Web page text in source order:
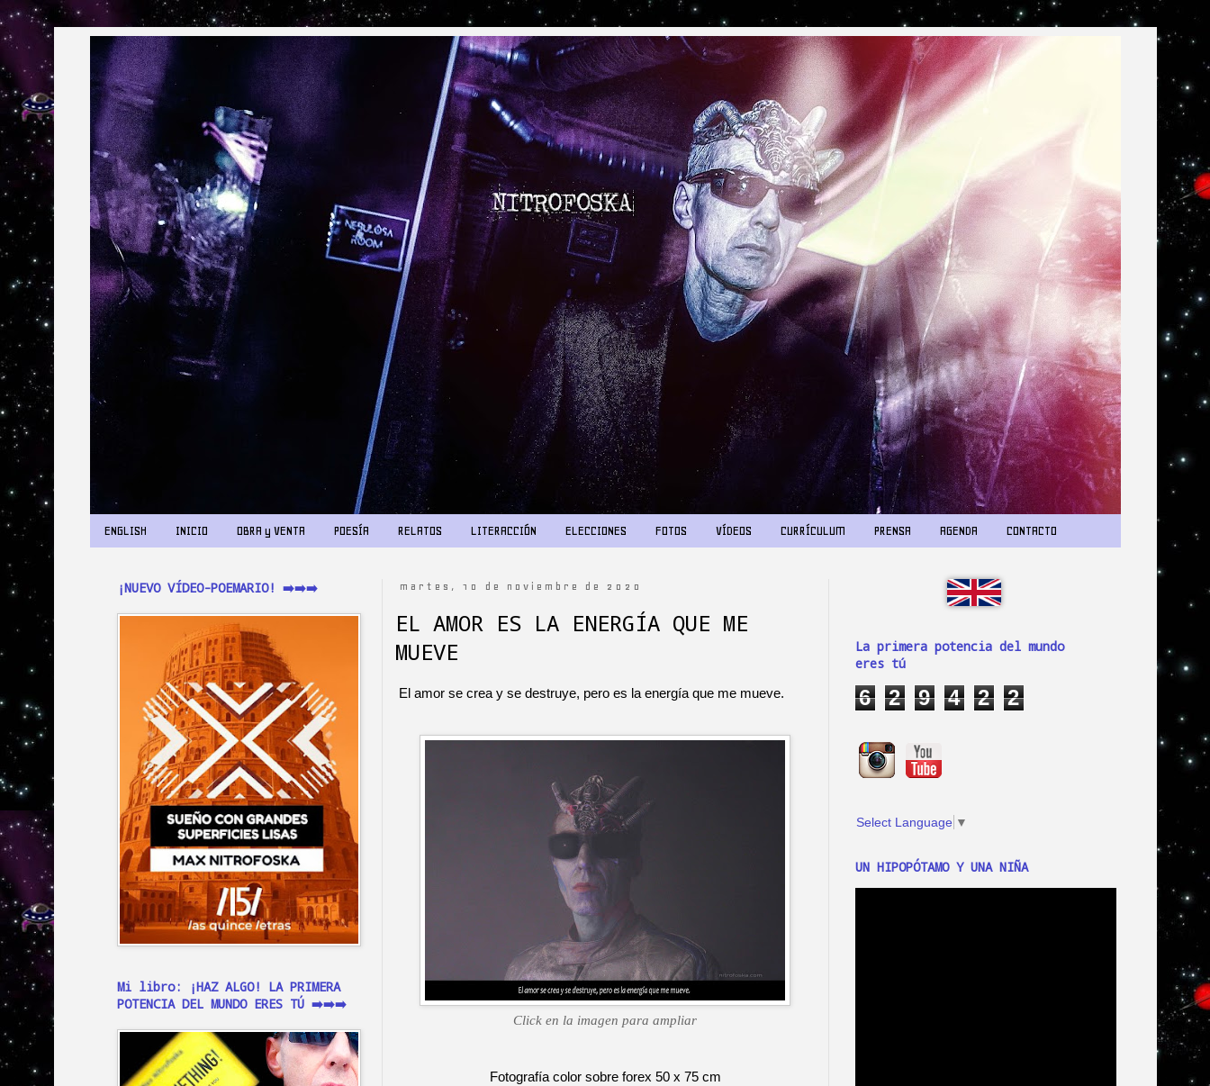
ENGLISH INICIO OBRA y VENTA POESÍA RELATOS LITERACCIÓN ELECCIONES FOTOS VÍDEOS CURRÍCULUM PRENSA AGENDA CONTACTO
martes, 10 de noviembre de 2020
EL AMOR ES LA ENERGÍA QUE ME
MUEVE
El amor se crea y se destruye, pero es la energía que me mueve.
Click en la imagen para ampliar
Fotografía color sobre forex 50 x 75 cm
¡NUEVO VÍDEO-POEMARIO! ➡️➡️➡️
Mi libro: ¡HAZ ALGO! LA PRIMERA
POTENCIA DEL MUNDO ERES TÚ ➡️➡️➡️
La primera potencia del mundo
eres tú
6 2 9 4 2 2
Select Language ▼
UN HIPOPÓTAMO Y UNA NIÑA